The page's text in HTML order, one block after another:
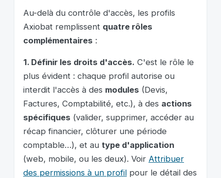
Au-delà du contrôle d'accès, les profils
Axiobat remplissent quatre rôles
complémentaires :
1. Définir les droits d'accès. C'est le rôle le
plus évident : chaque profil autorise ou
interdit l'accès à des modules (Devis,
Factures, Comptabilité, etc.), à des actions
spécifiques (valider, supprimer, accéder au
récap financier, clôturer une période
comptable…), et au type d'application
(web, mobile, ou les deux). Voir Attribuer
des permissions à un profil pour le détail des